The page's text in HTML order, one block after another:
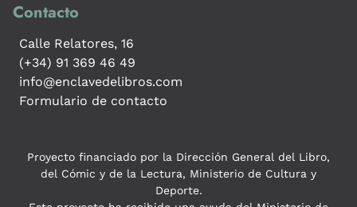
Contacto
Calle Relatores, 16
(+34) 91 369 46 49
info@enclavedelibros.com
Formulario de contacto
Proyecto financiado por la Dirección General del Libro,
del Cómic y de la Lectura, Ministerio de Cultura y
Deporte.